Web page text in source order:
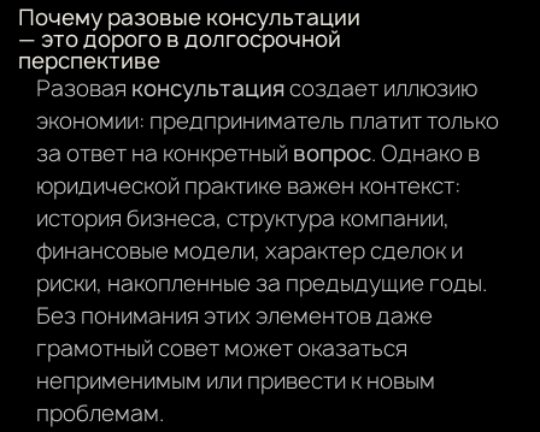
Почему разовые консультации
— это дорого в долгосрочной
перспективе
Разовая консультациясоздает иллюзию
экономии: предприниматель платит только
за ответ на конкретный вопрос. Однако в
юридической практике важен контекст:
история бизнеса, структура компании,
финансовые модели, характер сделок и
риски, накопленные за предыдущие годы.
Без понимания этих элементов даже
грамотный совет может оказаться
неприменимым или привести к новым
проблемам.